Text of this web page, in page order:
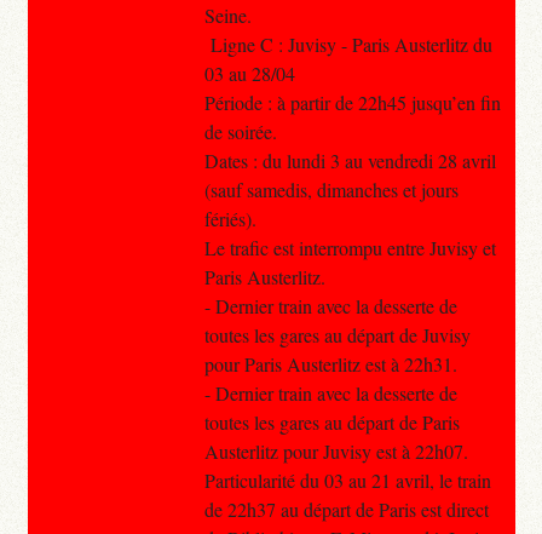
Seine.
Ligne C : Juvisy - Paris Austerlitz du
03 au 28/04
Période : à partir de 22h45 jusqu’en fin
de soirée.
Dates : du lundi 3 au vendredi 28 avril
(sauf samedis, dimanches et jours
fériés).
Le trafic est interrompu entre Juvisy et
Paris Austerlitz.
- Dernier train avec la desserte de
toutes les gares au départ de Juvisy
pour Paris Austerlitz est à 22h31.
- Dernier train avec la desserte de
toutes les gares au départ de Paris
Austerlitz pour Juvisy est à 22h07.
Particularité du 03 au 21 avril, le train
de 22h37 au départ de Paris est direct